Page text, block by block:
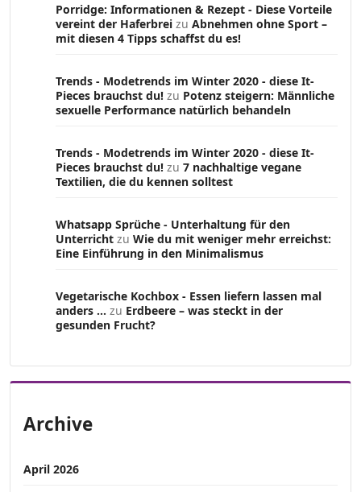
Porridge: Informationen & Rezept - Diese Vorteile
vereint der Haferbrei zu Abnehmen ohne Sport –
mit diesen 4 Tipps schaffst du es!
Trends - Modetrends im Winter 2020 - diese It-
Pieces brauchst du! zu Potenz steigern: Männliche
sexuelle Performance natürlich behandeln
Trends - Modetrends im Winter 2020 - diese It-
Pieces brauchst du! zu 7 nachhaltige vegane
Textilien, die du kennen solltest
Whatsapp Sprüche - Unterhaltung für den
Unterricht zu Wie du mit weniger mehr erreichst:
Eine Einführung in den Minimalismus
Vegetarische Kochbox - Essen liefern lassen mal
anders ... zu Erdbeere – was steckt in der
gesunden Frucht?
Archive
April 2026